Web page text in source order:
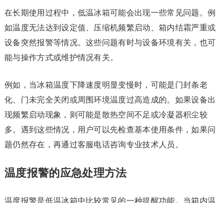
在长期使用过程中，低温冰箱可能会出现一些常见问题。例
如温度无法达到设定值、压缩机频繁启动、箱内结霜严重或
设备突然报警等情况。这些问题有时与设备环境有关，也可
能与操作方式或维护情况有关。
例如，当冰箱温度下降速度明显变慢时，可能是门封条老
化、门未完全关闭或周围环境温度过高造成的。如果设备出
现频繁启动现象，则可能是散热空间不足或冷凝器积尘较
多。遇到这些情况，用户可以先检查基本使用条件，如果问
题仍然存在，再通过客服电话咨询专业技术人员。
温度报警的应急处理方法
温度报警是低温冰箱中比较常见的一种提醒功能。当箱内温